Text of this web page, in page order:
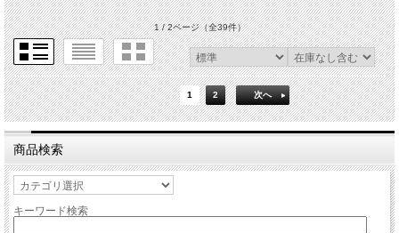
1 / 2ページ（全39件）
1 2 次へ
商品検索
キーワード検索